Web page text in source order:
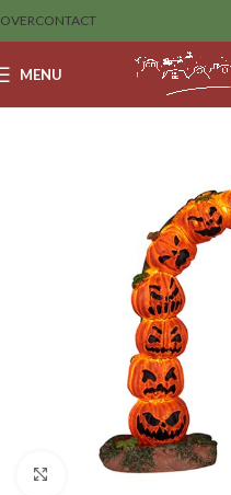
OVERCONTACT
MENU
Spookytown
Klik om te vergroten